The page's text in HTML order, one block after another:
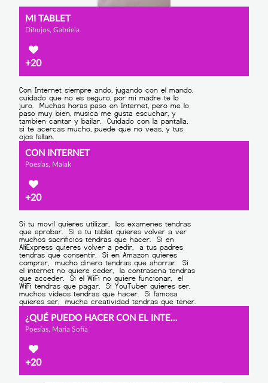
MI TABLET
Dibujos, Gabriela
+20
CON INTERNET
Poesías, Malak
+20
¿QUÉ PUEDO HACER CON EL INTERNET?
Poesías, Maria Sofía
+20